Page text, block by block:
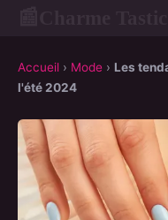
Accueil › Mode › Les
l'été 2024